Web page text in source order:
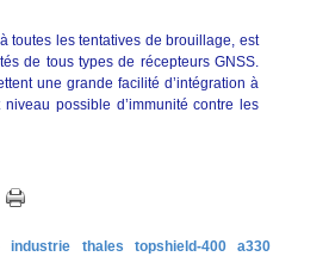
toutes les tentatives de brouillage, est
de tous types de récepteurs GNSS.
une grande facilité d’intégration à
possible d’immunité contre les
industrie thales topshield-400
a330